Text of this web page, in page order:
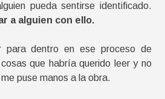
pueda sentirse identificado.
a alguien con ello.
para dentro en ese proceso de
que habría querido leer y no
puse manos a la obra.